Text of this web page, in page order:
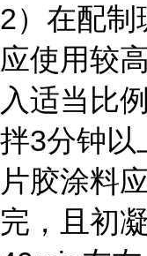
2）在配制
应使用较
入适当比
拌3分钟以
片胶涂料
完，且初